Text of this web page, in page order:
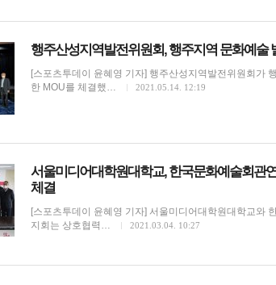
행주산성지역발전위원회, 행주지역 문화예술
[스포츠투데이 윤혜영 기자] 행주산성지역발전위원회가
한 MOU를 체결했…
2021.05.14. 12:19
서울미디어대학원대학교, 한국문화예술회관
체결
[스포츠투데이 윤혜영 기자] 서울미디어대학원대학교와
지회는 상호협력…
2021.03.04. 10:27